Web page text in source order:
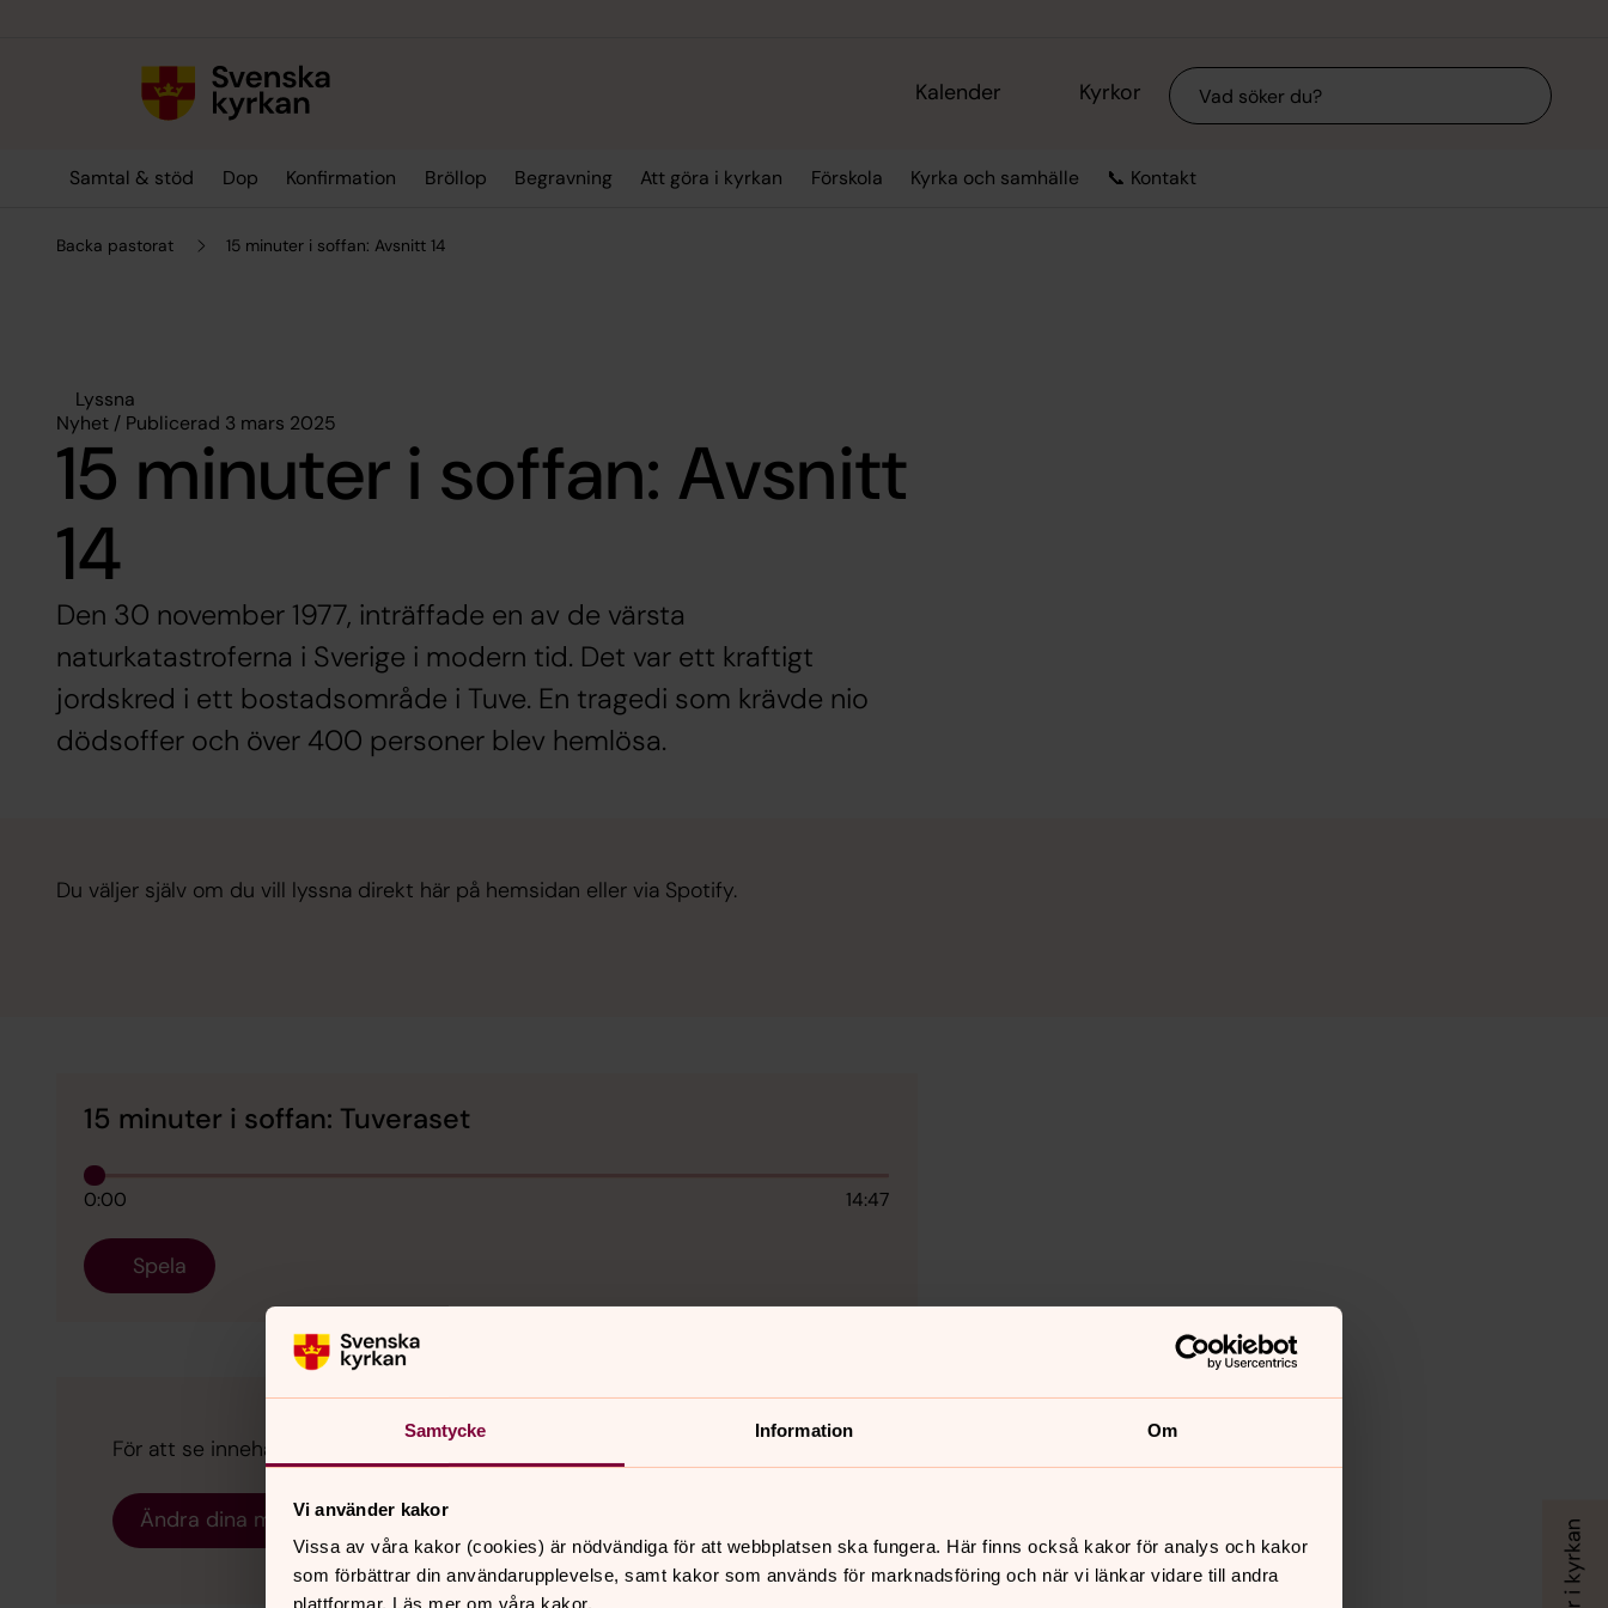
Samtycke Information Om
Vi använder kakor
Vissa av våra kakor (cookies) är nödvändiga för att webbplatsen ska fungera. Här finns också kakor för analys och kakor
som förbättrar din användarupplevelse, samt kakor som används för marknadsföring och när vi länkar vidare till andra
Kalender Kyrkor Sök
Samtal & stöd Dop Konfirmation Bröllop Begravning Att göra i kyrkan Förskola Kyrka och samhälle 📞 Kontakt
Backa pastorat 15 minuter i soffan: Avsnitt 14
Lyssna
Nyhet / Publicerad 3 mars 2025
15 minuter i soffan: Avsnitt
14
Den 30 november 1977, inträffade en av de värsta
naturkatastroferna i Sverige i modern tid. Det var ett kraftigt
jordskred i ett bostadsområde i Tuve. En tragedi som krävde nio
dödsoffer och över 400 personer blev hemlösa.
Du väljer själv om du vill lyssna direkt här på hemsidan eller via Spotify.
15 minuter i soffan: Tuveraset
0:00 14:47
Spela
För att se innehållet behöver du acceptera kakor för marknadsföring.
Ändra dina marknadsföring för kakor